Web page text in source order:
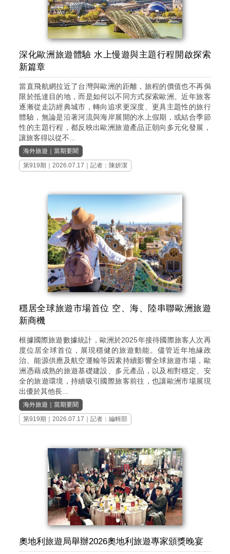
深化歐洲旅遊體驗 水上慢遊與主題行程開啟探索
新篇章
當直飛航網拉近了台灣與歐洲的距離，旅程的價值也不再侷
限於抵達目的地，而是如何以不同方式探索歐洲。近年旅客
逐漸從走訪經典城市，轉向追求更深度、更具主題性的旅行
體驗，無論是沿著河流與海岸展開的水上假期，或結合季節
性的主題行程，都反映出歐洲旅遊產品正朝向多元化發展，
讓旅客得以從不...
海外旅遊 ｜當期要聞
第919期 ｜2026.07.17｜記者：陳妍潔
穩居全球旅遊市場首位 空、海、陸串聯歐洲旅遊
新商機
根據國際旅遊數據統計，歐洲於2025年接待國際旅客人次再
度位居全球首位，展現穩健的旅遊動能。儘管近年地緣政
治、能源供應及航空運輸等因素持續影響全球旅遊市場，歐
洲憑藉成熟的旅遊基礎建設、多元產品，以及相對穩定、安
全的旅遊環境，持續吸引國際旅客前往，也讓歐洲市場展現
出優於其他長...
海外旅遊 ｜當期要聞
第919期
｜2026.07.17｜記者：編輯部
奧地利旅遊局舉辦2026奧地利旅遊專家頒獎晚宴